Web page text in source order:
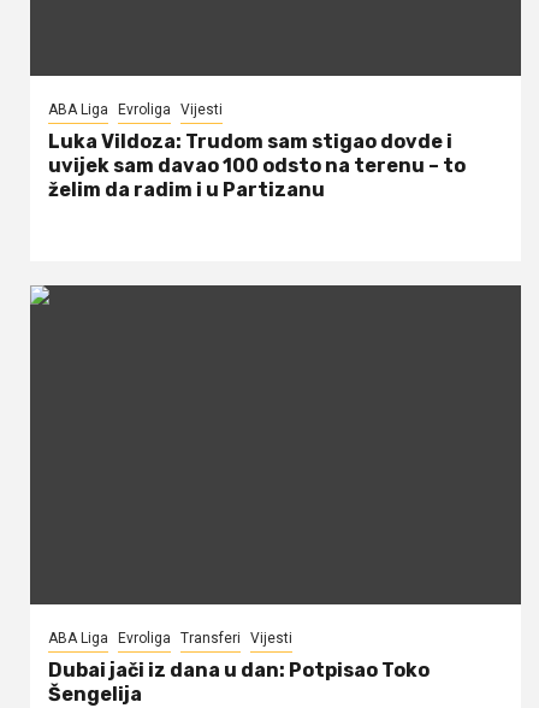
ABA Liga Evroliga Vijesti
Luka Vildoza: Trudom sam stigao dovde i
uvijek sam davao 100 odsto na terenu – to
želim da radim i u Partizanu
ABA Liga Evroliga Transferi Vijesti
Dubai jači iz dana u dan: Potpisao Toko
Šengelija